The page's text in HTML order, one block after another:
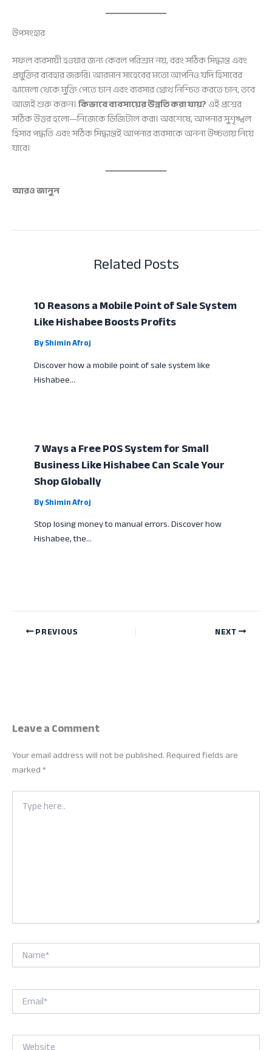
উপসংহার
সফল ব্যবসায়ী হওয়ার জন্য কেবল পরিশ্রম নয়, বরং সঠিক সিদ্ধান্ত এবং
প্রযুক্তির ব্যবহার জরুরি। আরমান সাহেবের মতো আপনিও যদি হিসাবের
ঝামেলা থেকে মুক্তি পেতে চান এবং ব্যবসার গ্রোথ নিশ্চিত করতে চান, তবে
আজই শুরু করুন।কিভাবে ব্যবসায়ের উন্নতি করা যায়?এই প্রশ্নের
সঠিক উত্তর হলো—নিজেকে ডিজিটাল করা। অবশেষে, আপনার সুশৃঙ্খল
হিসাব পদ্ধতি এবং সঠিক সিদ্ধান্তই আপনার ব্যবসাকে অনন্য উচ্চতায় নিয়ে
যাবে।
আরও জানুন
Related Posts
10 Reasons a Mobile Point of Sale System
Like Hishabee Boosts Profits
ByShimin Afroj
Discover how a mobile point of sale system like
Hishabee…
7 Ways a Free POS System for Small
Business Like Hishabee Can Scale Your
Shop Globally
ByShimin Afroj
Stop losing money to manual errors. Discover how
Hishabee, the…
PREVIOUS NEXT
Leave a Comment
Your email address will not be published.Required fields are
marked*
Type
here..
Name*
Email*
Website